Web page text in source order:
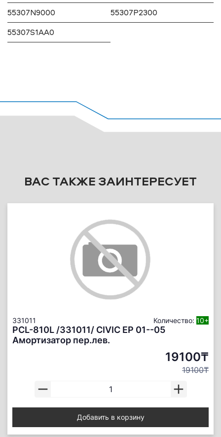
55307N9000
55307P2300
55307S1AA0
ВАС ТАКЖЕ ЗАИНТЕРЕСУЕТ
331011 Количество: 10+
PCL-810L /331011/ CIVIC EP 01--05
Амортизатор пер.лев.
19100₸
19100₸
Добавить в корзину